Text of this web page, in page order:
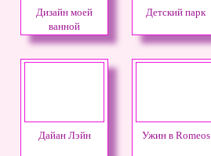
Дизайн моей
ванной
Детский парк
Дайан Лэйн Ужин в Romeos